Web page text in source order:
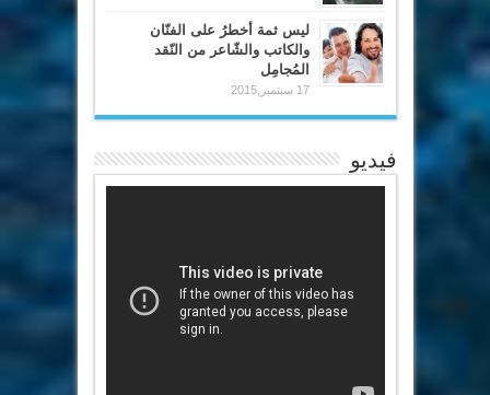
ليس ثمة أخطرُ على الفنّان
والكاتب والشّاعر من النّقد
المُجامِل
17 سبتمبر,2015
فيديو